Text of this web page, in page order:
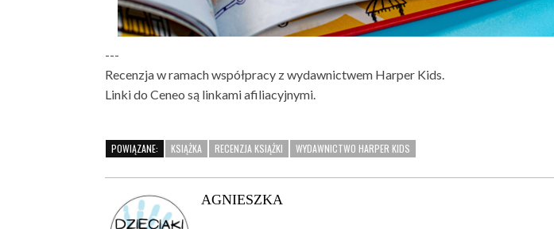
---
Recenzja w ramach współpracy z wydawnictwem Harper Kids.
Linki do Ceneo są linkami afiliacyjnymi.
POWIĄZANE: KSIĄŻKA RECENZJA KSIĄŻKI WYDAWNICTWO HARPER KIDS
AGNIESZKA